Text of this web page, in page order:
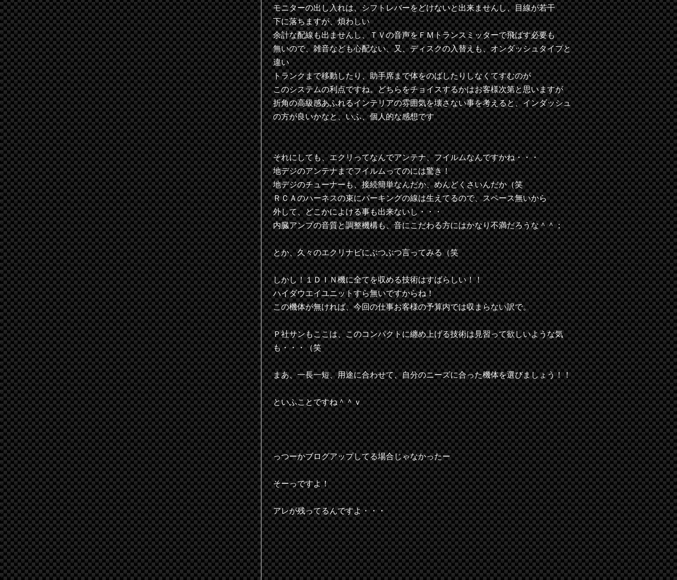
モニターの出し入れは、シフトレバーをどけないと出来ませんし、目線が若干
下に落ちますが、煩わしい
余計な配線も出ませんし、ＴＶの音声をＦＭトランスミッターで飛ばす必要も
無いので、雑音なども心配ない、又、ディスクの入替えも、オンダッシュタイプと
違い
トランクまで移動したり、助手席まで体をのばしたりしなくてすむのが
このシステムの利点ですね。どちらをチョイスするかはお客様次第と思いますが
折角の高級感あふれるインテリアの雰囲気を壊さない事を考えると、インダッシュ
の方が良いかなと、いふ、個人的な感想です
それにしても、エクリってなんでアンテナ、フイルムなんですかね・・・
地デジのアンテナまでフイルムってのには驚き！
地デジのチューナーも、接続簡単なんだか、めんどくさいんだか（笑
ＲＣＡのハーネスの束にパーキングの線は生えてるので、スペース無いから
外して、どこかによける事も出来ないし・・・
内臓アンプの音質と調整機構も、音にこだわる方にはかなり不満だろうな＾＾；
とか、久々のエクリナビにぶつぶつ言ってみる（笑
しかし！１ＤＩＮ機に全てを収める技術はすばらしい！！
ハイダウエイユニットすら無いですからね！
この機体が無ければ、今回の仕事お客様の予算内では収まらない訳で。
Ｐ社サンもここは、このコンパクトに纏め上げる技術は見習って欲しいような気
も・・・（笑
まあ、一長一短、用途に合わせて、自分のニーズに合った機体を選びましょう！！
といふことですね＾＾ｖ
っつーかブログアップしてる場合じゃなかったー
そーっですよ！
アレが残ってるんですよ・・・